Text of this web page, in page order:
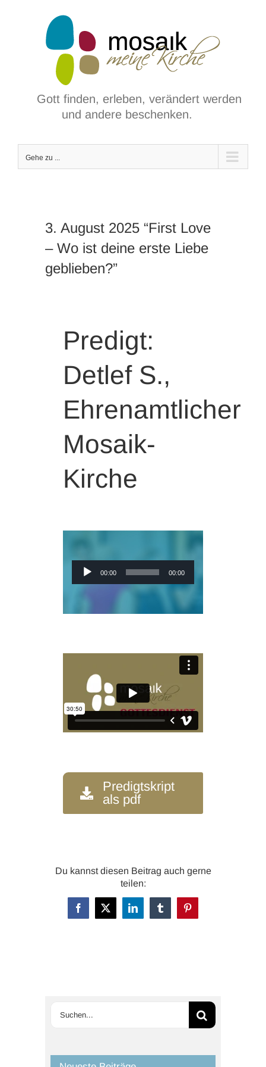
Gott finden, erleben, verändert werden
und andere beschenken.
Gehe zu ...
3. August 2025 “First Love
– Wo ist deine erste Liebe
geblieben?”
Predigt:
Detlef S.,
Ehrenamtlicher
Mosaik-
Kirche
Audio-00:00 00:00
Predigtskript
als pdf
Du kannst diesen Beitrag auch gerne
teilen:
Facebook
X LinkedInTumblrPinterest
Suche